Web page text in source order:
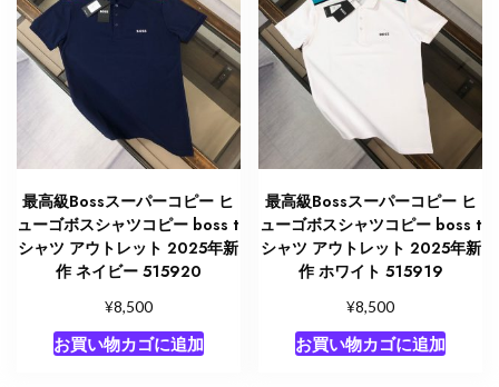
最高級Bossスーパーコピー ヒ
ューゴボスシャツコピー boss t
シャツ アウトレット 2025年新
作 ネイビー 515920
¥8,500
お買い物カゴに追加
最高級Bossスーパーコピー ヒ
ューゴボスシャツコピー boss t
シャツ アウトレット 2025年新
作 ホワイト 515919
¥8,500
お買い物カゴに追加